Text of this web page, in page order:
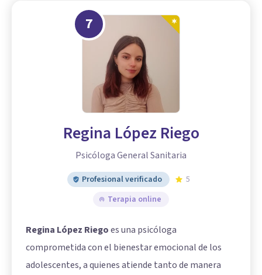
7
Regina López Riego
Psicóloga General Sanitaria
Profesional verificado
5
Terapia online
Regina López Riegoes una psicóloga
comprometida con el bienestar emocional de los
adolescentes, a quienes atiende tanto de manera